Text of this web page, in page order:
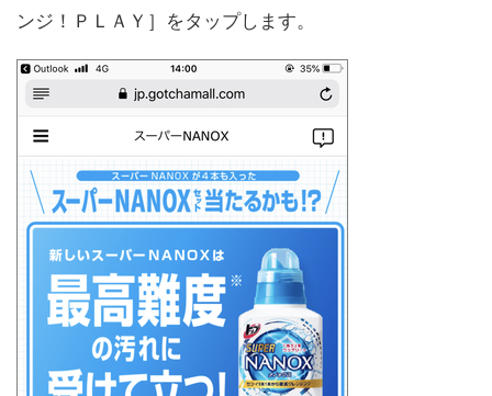
ンジ！ＰＬＡＹ］をタップします。